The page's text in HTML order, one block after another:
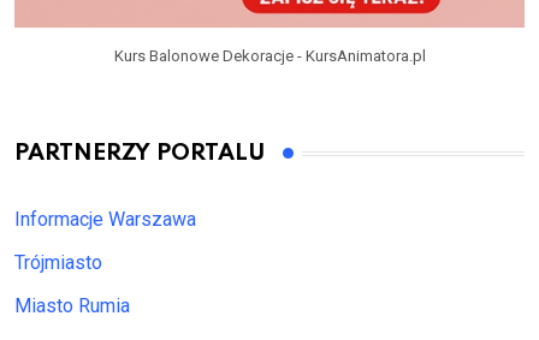
Kurs Balonowe Dekoracje - KursAnimatora.pl
PARTNERZY PORTALU
Informacje Warszawa
Trójmiasto
Miasto Rumia